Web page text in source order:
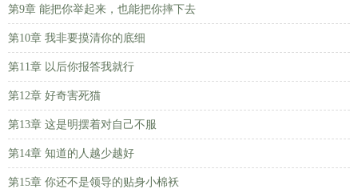
第9章 能把你举起来，也能把你摔下去
第10章 我非要摸清你的底细
第11章 以后你报答我就行
第12章 好奇害死猫
第13章 这是明摆着对自己不服
第14章 知道的人越少越好
第15章 你还不是领导的贴身小棉袄